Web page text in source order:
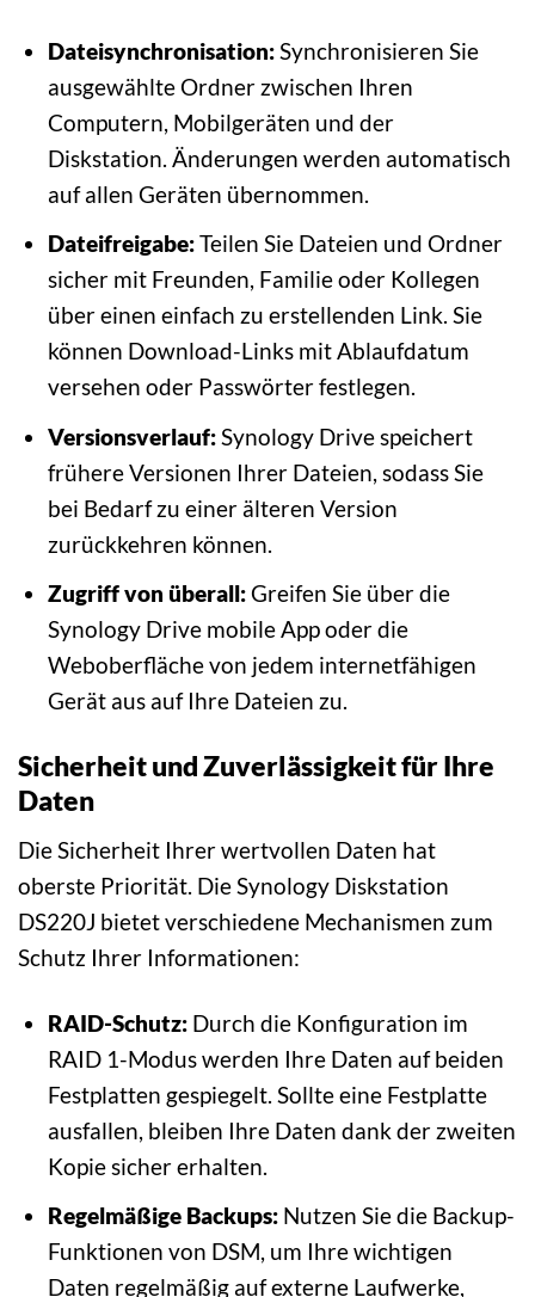
Dateisynchronisation:Synchronisieren Sie
ausgewählte Ordner zwischen Ihren
Computern, Mobilgeräten und der
Diskstation. Änderungen werden automatisch
auf allen Geräten übernommen.
Dateifreigabe:Teilen Sie Dateien und Ordner
sicher mit Freunden, Familie oder Kollegen
über einen einfach zu erstellenden Link. Sie
können Download-Links mit Ablaufdatum
versehen oder Passwörter festlegen.
Versionsverlauf:Synology Drive speichert
frühere Versionen Ihrer Dateien, sodass Sie
bei Bedarf zu einer älteren Version
zurückkehren können.
Zugriff von überall:Greifen Sie über die
Synology Drive mobile App oder die
Weboberfläche von jedem internetfähigen
Gerät aus auf Ihre Dateien zu.
Sicherheit und Zuverlässigkeit für Ihre
Daten
Die Sicherheit Ihrer wertvollen Daten hat
oberste Priorität. Die Synology Diskstation
DS220J bietet verschiedene Mechanismen zum
Schutz Ihrer Informationen:
RAID-Schutz:Durch die Konfiguration im
RAID 1-Modus werden Ihre Daten auf beiden
Festplatten gespiegelt. Sollte eine Festplatte
ausfallen, bleiben Ihre Daten dank der zweiten
Kopie sicher erhalten.
Regelmäßige Backups:Nutzen Sie die Backup-
Funktionen von DSM, um Ihre wichtigen
Daten regelmäßig auf externe Laufwerke,